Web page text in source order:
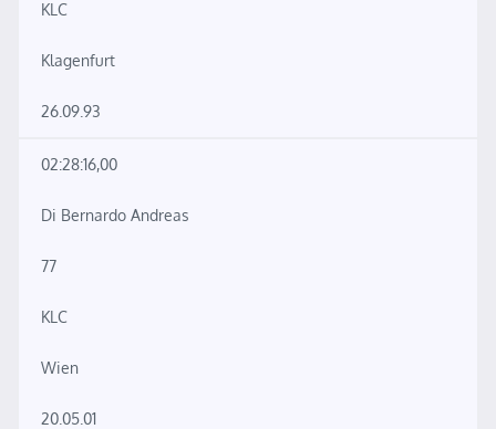
KLC
Klagenfurt
26.09.93
02:28:16,00
Di Bernardo Andreas
77
KLC
Wien
20.05.01